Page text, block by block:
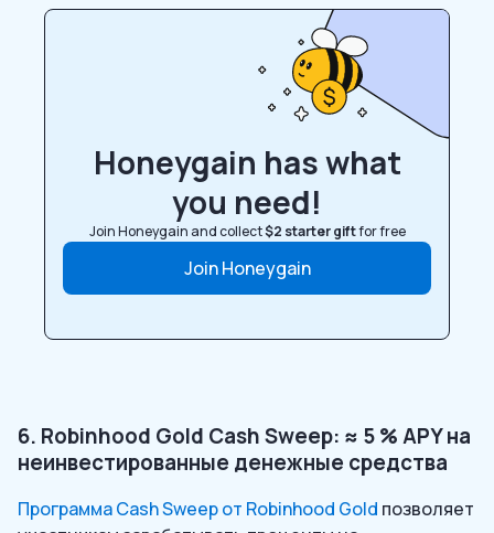
Honeygain has what
you need!
Join Honeygain and collect$2 starter giftfor free
Join Honeygain
6. Robinhood Gold Cash Sweep: ≈ 5 % APY на
неинвестированные денежные средства
Программа Cash Sweep от Robinhood Gold позволяет